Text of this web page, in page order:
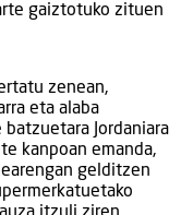
gaiztotuko zituen
zenean,
eta alaba
Jordaniara
kanpoan emanda,
gelditzen